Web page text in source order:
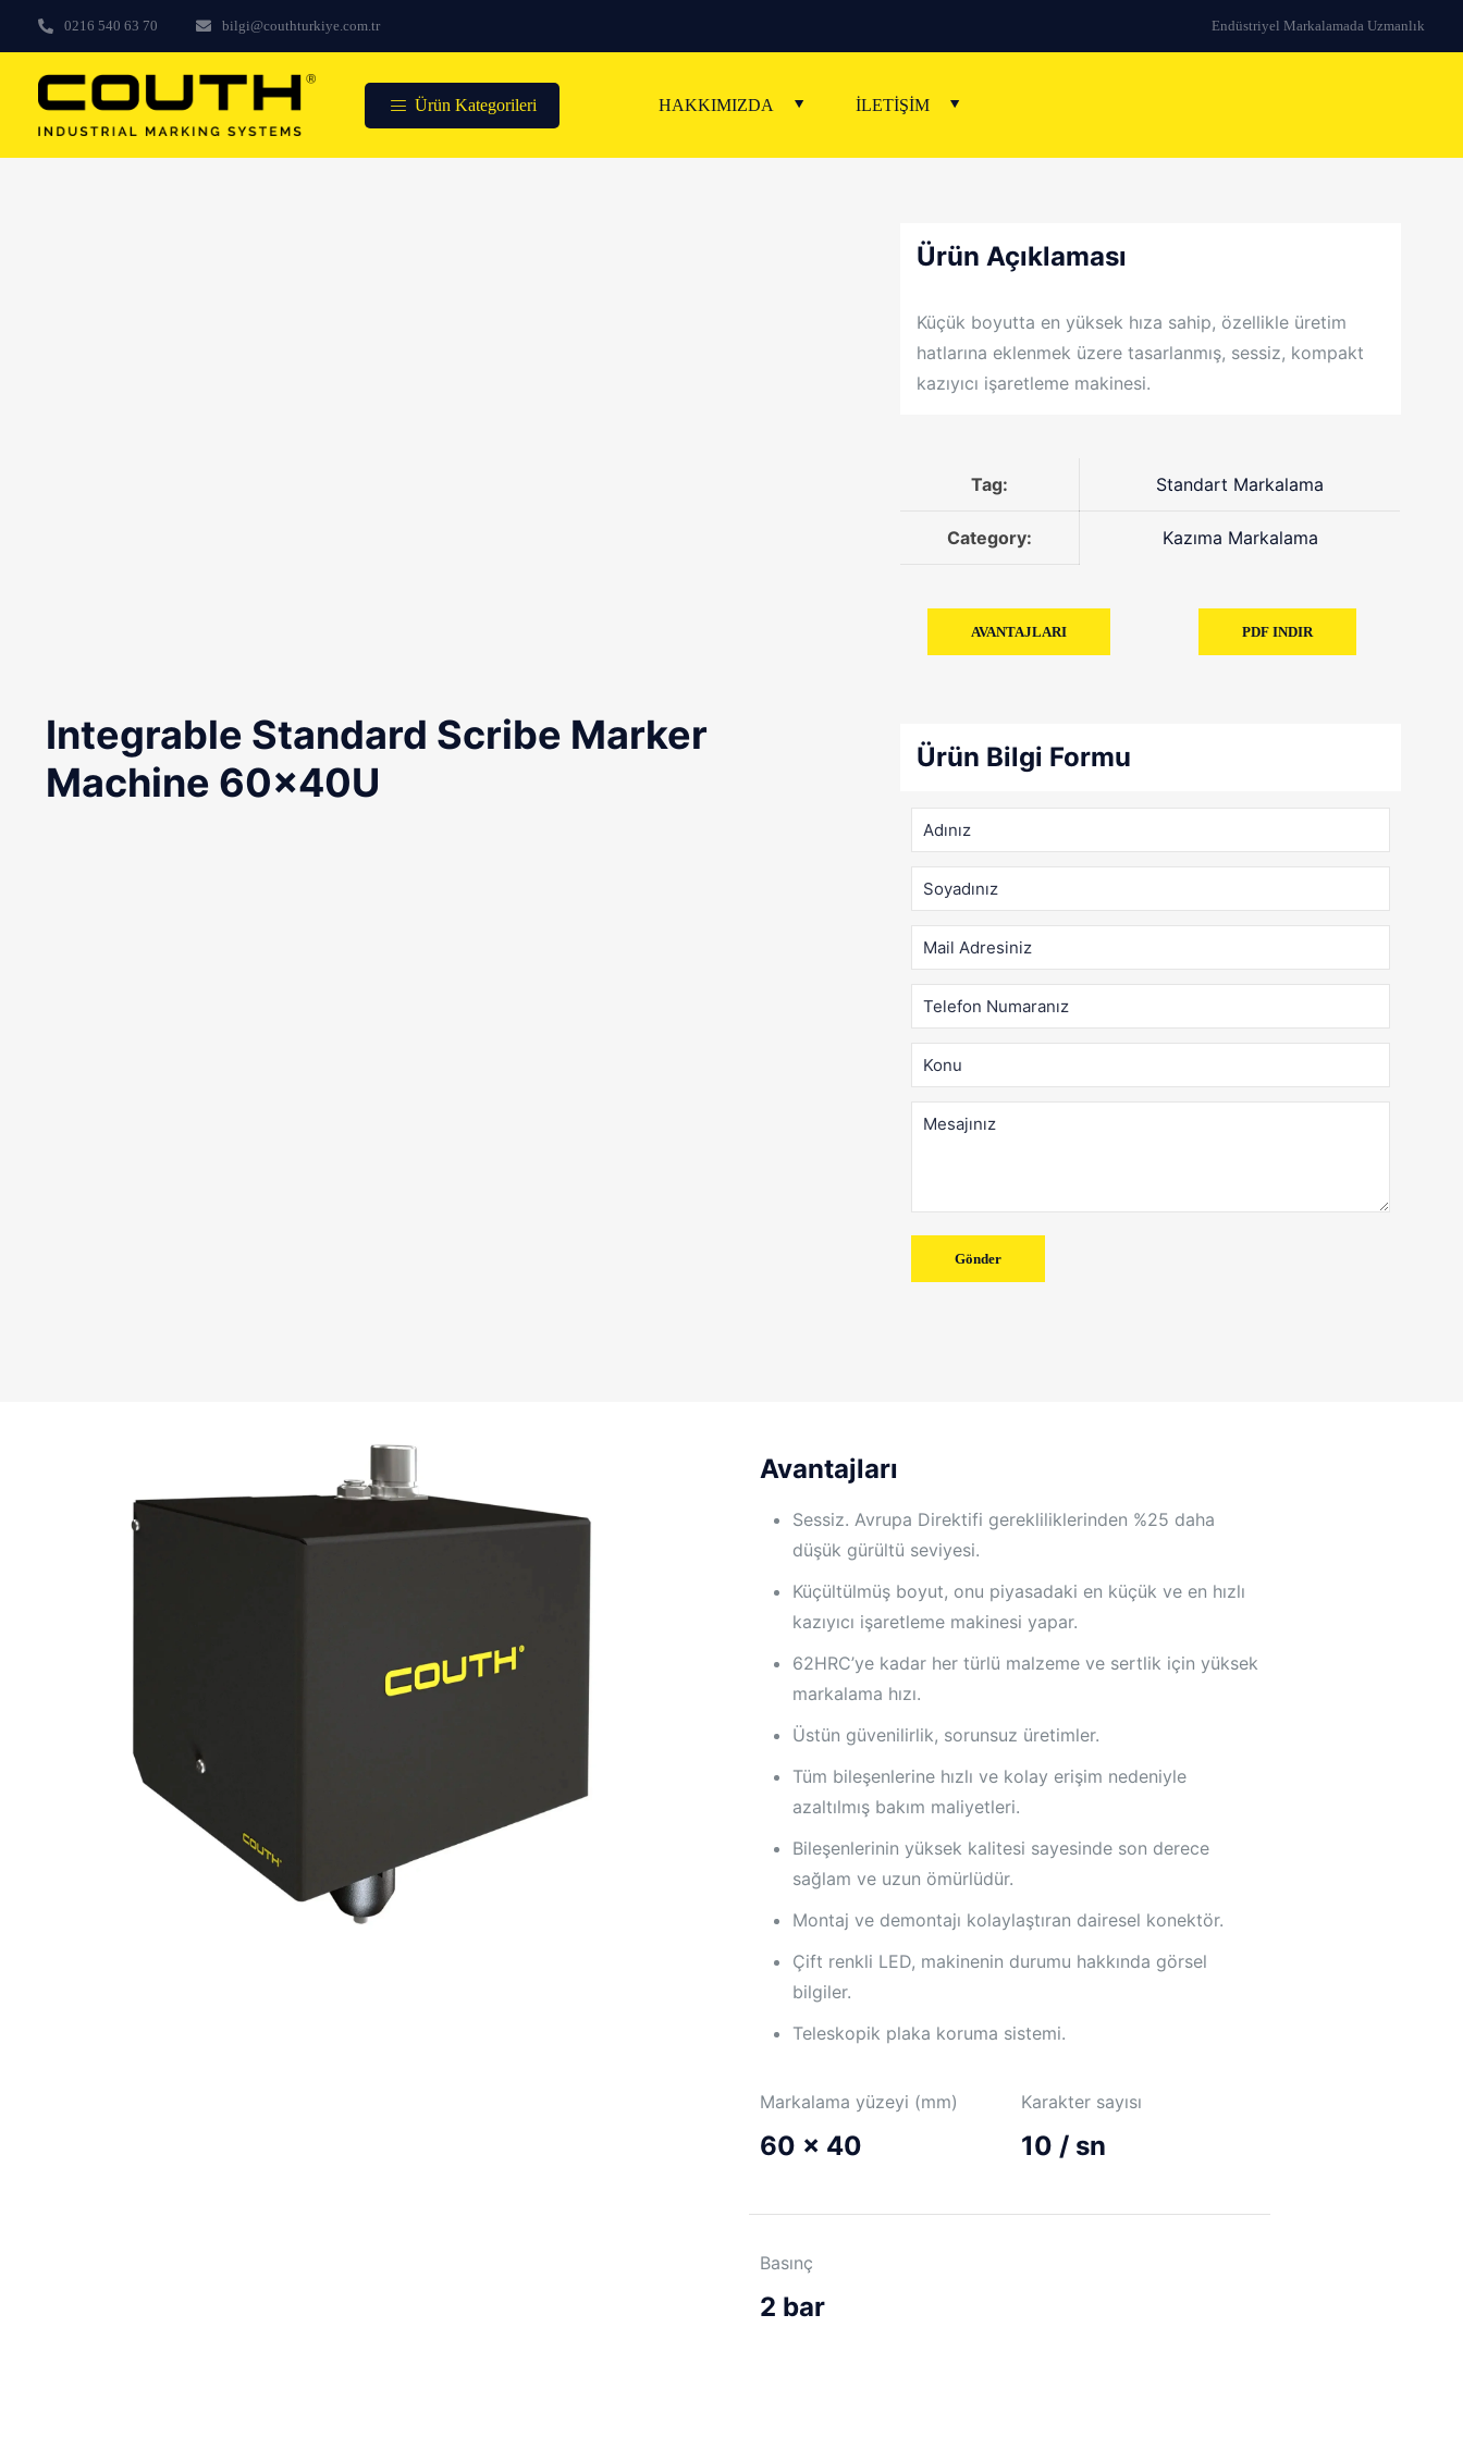
0216 540 63 70 bilgi@couthturkiye.com.tr Endüstriyel Markalamada Uzmanlık
Ürün Kategorileri HAKKIMIZDA İLETİŞİM
Integrable Standard Scribe Marker
Machine 60x40U
Ürün Açıklaması
Küçük boyutta en yüksek hıza sahip, özellikle üretim
hatlarına eklenmek üzere tasarlanmış, sessiz, kompakt
kazıyıcı işaretleme makinesi.
Tag: Standart Markalama
Category: Kazıma Markalama
AVANTAJLARI PDF INDIR
Ürün Bilgi Formu
Avantajları
Sessiz. Avrupa Direktifi gerekliliklerinden %25 daha
düşük gürültü seviyesi.
Küçültülmüş boyut, onu piyasadaki en küçük ve en hızlı
kazıyıcı işaretleme makinesi yapar.
62HRC’ye kadar her türlü malzeme ve sertlik için yüksek
markalama hızı.
Üstün güvenilirlik, sorunsuz üretimler.
Tüm bileşenlerine hızlı ve kolay erişim nedeniyle
azaltılmış bakım maliyetleri.
Bileşenlerinin yüksek kalitesi sayesinde son derece
sağlam ve uzun ömürlüdür.
Montaj ve demontajı kolaylaştıran dairesel konektör.
Çift renkli LED, makinenin durumu hakkında görsel
bilgiler.
Teleskopik plaka koruma sistemi.
Markalama yüzeyi (mm)
60 x 40
Karakter sayısı
10 / sn
Basınç
2 bar